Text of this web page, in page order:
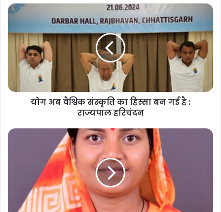
मुख्यमंत्री श्री साय ने कार्यक्रम को संबोधित करते हुए कहा कि योग का अर्थ होता
है जोड़ना। योग की प्राचीन परंपरा हम सभी को स्वस्थ जीवन पद्धति से जोड़ती है।
योग हमारे मन और मस्तिष्क को आपस में जोड़ता है। योग की प्रक्रिया हमें
आध्यात्म और उच्च जीवन मूल्यों से भी जोड़ती है। उन्होंने कहा कि लोग स्व-स्फूर्त
योग करने के लिए साइंस कॉलेज मैदान पहुंचे और सामुहिक योग में शामिल हुए। श्री
साय ने कहा कि व्यक्ति से ही समाज का निर्माण होता है। योग केवल स्वस्थ जीवन के
लिए ही नहीं, बल्कि स्वस्थ समाज के निर्माण के लिए भी जरूरी है। आज पूरी दुनिया
योग के महत्व को समझ रही है और अपना रही है। हमारी सरकार योग आयोग के
माध्यम से प्रदेश में ज्यादा से ज्यादा लोगों को योग से जोड़ने के लिए लगातार काम
Related Articles
कर्ज चुकता, फिर भी कब्जे की कार्रवाई! मृतक ऋणकर्ता के परिवार
की प्रताड़ना का मामला सुप्रीम कोर्ट और PMO तक पहुंचा
योग अब वैश्विक संस्कृति का हिस्सा बन गई है :
राज्यपाल हरिचंदन